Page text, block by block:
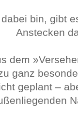
bin, gibt
Anstecken
dem
ganz
geplant –